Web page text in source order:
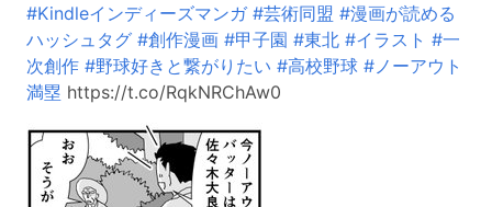
#Kindleインディーズマンガ #芸術同盟 #漫画が読める
ハッシュタグ #創作漫画 #甲子園 #東北 #イラスト #一
次創作 #野球好きと繋がりたい #高校野球 #ノーアウト
満塁 https://t.co/RqkNRChAw0